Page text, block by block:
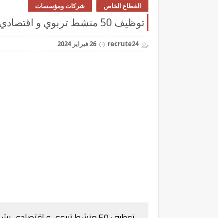
القطاع الخاص شركات ومؤسسات
توظيف 50 منشط تربوي و اقتصادي بشهادة البكالوريا و راتب 3000 درهم شهريا
recrute24 26 فبراير 2024